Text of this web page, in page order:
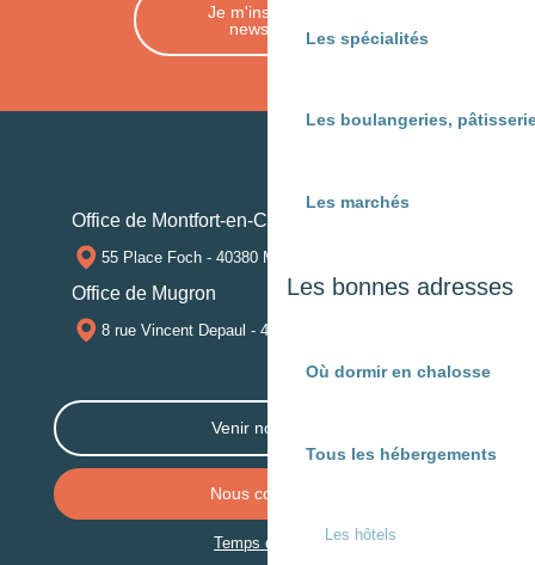
Les spécialités
Les boulangeries,
Les marchés
Les bonnes adresses
Où dormir en chalosse
Tous les hébergements
Les hôtels
Je m'inscris à la
newsletter
Office de Montfort-en-Chalosse
55 Place Foch - 40380 MONTFORT-EN-CHALOSSE
Office de Mugron
8 rue Vincent Depaul - 40250 MUGRON
Venir nous voir
Nous contacter
Temps de trajet